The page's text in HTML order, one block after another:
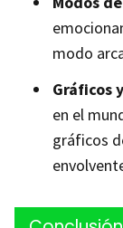
modo
Gráficos
en el
gráficos